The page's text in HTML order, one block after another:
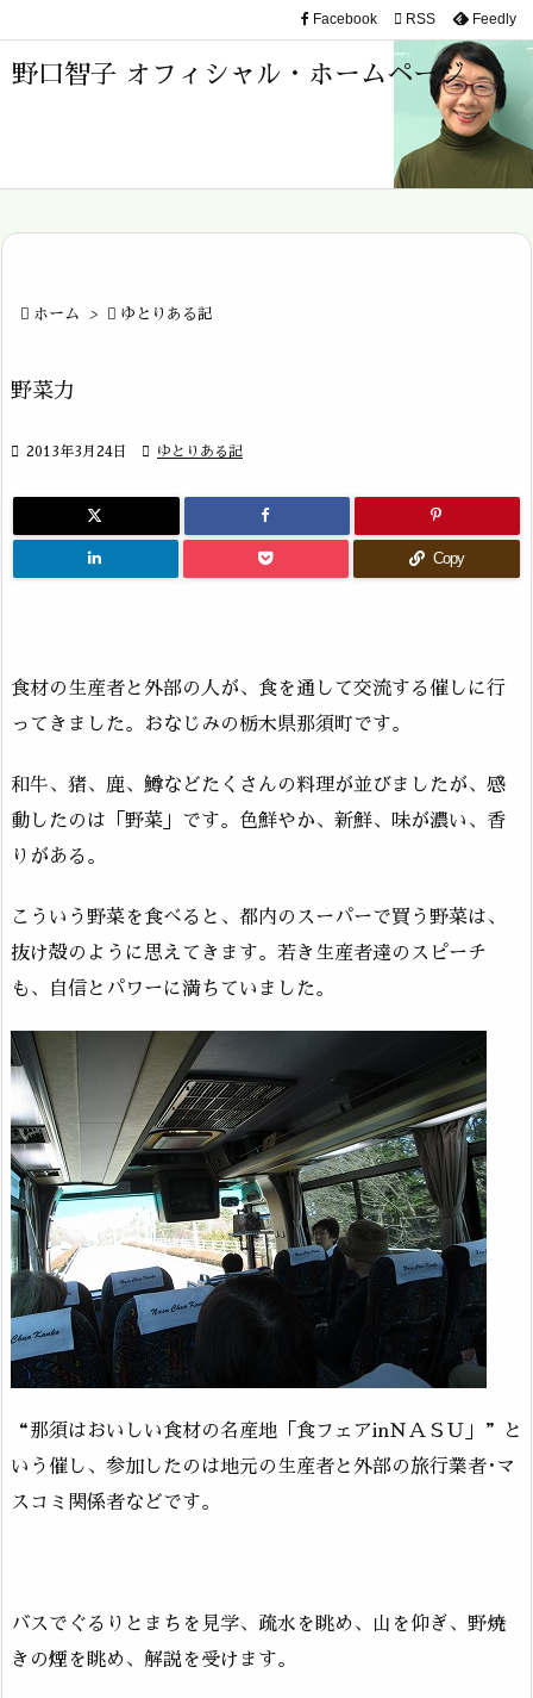
野口智子 オフィシャル・ホームページ

メニュ

サイド

前へ

Facebook  RSS Feedly
 ホーム >  ゆとりある記
野菜力
 2013年3月24日  ゆとりある記
Copy
食材の生産者と外部の人が、食を通して交流する催しに行
ってきました。おなじみの栃木県那須町です。
和牛、猪、鹿、鱒などたくさんの料理が並びましたが、感
動したのは「野菜」です。色鮮やか、新鮮、味が濃い、香
りがある。
こういう野菜を食べると、都内のスーパーで買う野菜は、
抜け殻のように思えてきます。若き生産者達のスピーチ
も、自信とパワーに満ちていました。
“那須はおいしい食材の名産地「食フェアinＮＡＳＵ」”と
いう催し、参加したのは地元の生産者と外部の旅行業者･マ
スコミ関係者などです。
バスでぐるりとまちを見学、疏水を眺め、山を仰ぎ、野焼
きの煙を眺め、解説を受けます。